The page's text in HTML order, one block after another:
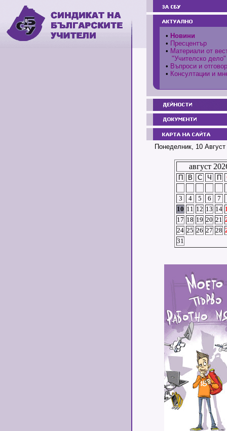
• Новини
• Пресцентър
• Материали от
"Учителско дело"
• Въпроси и
• Консултации и
Понеделник, 10 Август
август
П В С Ч П
3
4 5 6 7
10 11 12 13 14
17 18 19 20 21
24 25 26 27 28
31